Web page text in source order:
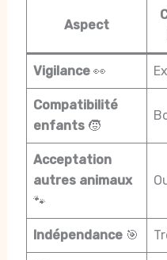
Aspect
Vigilance👀
Compatibilité
enfants🧒
Acceptation
autres animaux
🐾
Indépendance🎯